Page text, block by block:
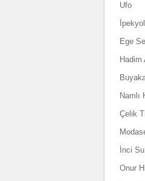
Ufo
İpekyol
Ege
Hadim
Namlı
Çelik
İnci Su
Onur